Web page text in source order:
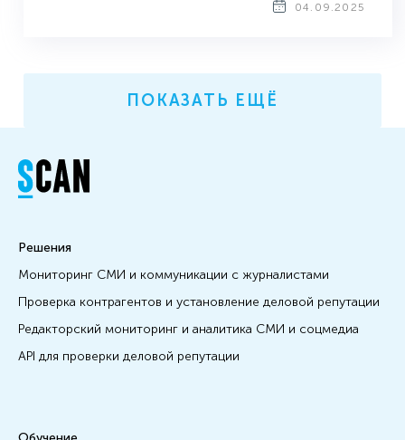
04.09.2025
ПОКАЗАТЬ ЕЩЁ
Решения
Мониторинг СМИ и коммуникации с журналистами
Проверка контрагентов и установление деловой репутации
Редакторский мониторинг и аналитика СМИ и соцмедиа
API для проверки деловой репутации